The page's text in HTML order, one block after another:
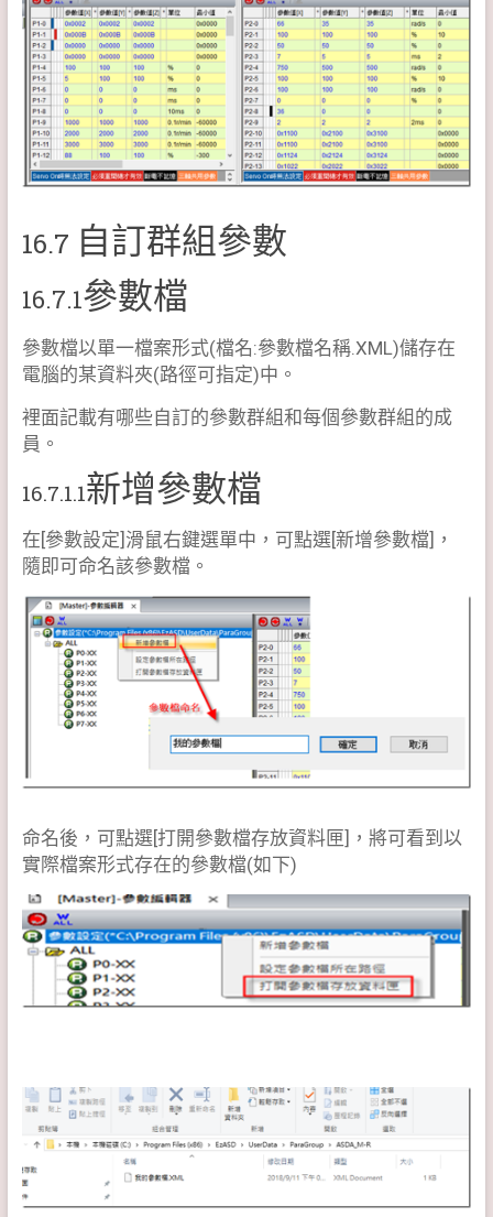
16.7 自訂群組參數
16.7.1參數檔
參數檔以單一檔案形式(檔名:參數檔名稱.XML)儲存在
電腦的某資料夾(路徑可指定)中。
裡面記載有哪些自訂的參數群組和每個參數群組的成
員。
16.7.1.1新增參數檔
在[參數設定]滑鼠右鍵選單中，可點選[新增參數檔]，
隨即可命名該參數檔。
命名後，可點選[打開參數檔存放資料匣]，將可看到以
實際檔案形式存在的參數檔(如下)